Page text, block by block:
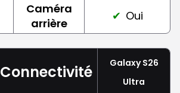
Caméra
arrière
Oui
Connectivité
Galaxy S26
Ultra